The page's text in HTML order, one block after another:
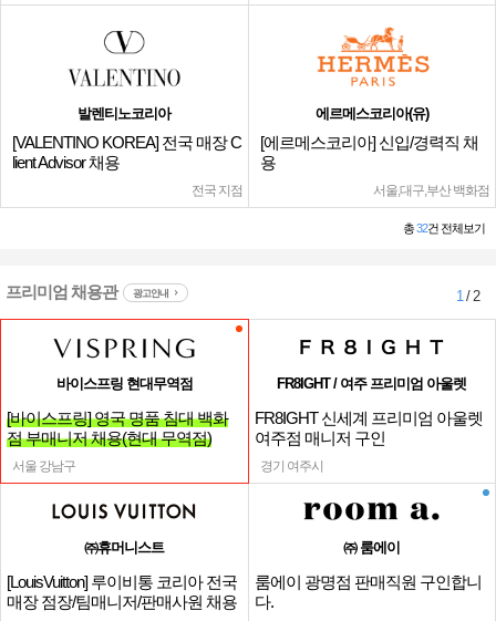
발렌티노코리아
[VALENTINO KOREA] 전국 매장 C
lient Advisor 채용
전국 지점
에르메스코리아(유)
[에르메스코리아] 신입/경력직 채
용
서울,대구,부산 백화점
총32건 전체보기
프리미엄 채용관 광고안내 1/ 2
바이스프링 현대무역점
[바이스프링] 영국 명품 침대 백화
점 부매니저 채용(현대 무역점)
서울 강남구
FR8IGHT / 여주 프리미엄 아울렛
FR8IGHT 신세계 프리미엄 아울렛
여주점 매니저 구인
경기 여주시
㈜휴머니스트
[LouisVuitton] 루이비통 코리아 전국
매장 점장/팀매니저/판매사원 채용
㈜ 룸에이
룸에이 광명점 판매직원 구인합니
다.